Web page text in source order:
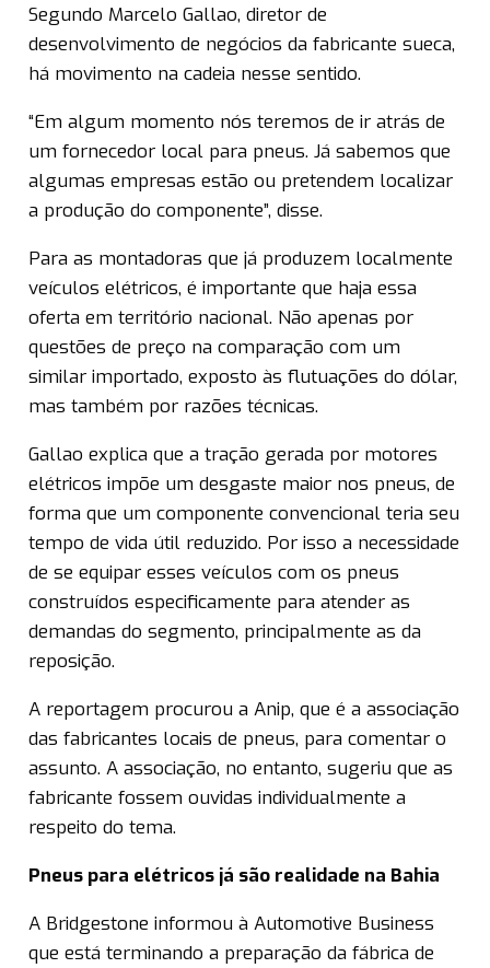
Segundo Marcelo Gallao, diretor de
desenvolvimento de negócios da fabricante sueca,
há movimento na cadeia nesse sentido.
“Em algum momento nós teremos de ir atrás de
um fornecedor local para pneus. Já sabemos que
algumas empresas estão ou pretendem localizar
a produção do componente”, disse.
Para as montadoras que já produzem localmente
veículos elétricos, é importante que haja essa
oferta em território nacional. Não apenas por
questões de preço na comparação com um
similar importado, exposto às flutuações do dólar,
mas também por razões técnicas.
Gallao explica que a tração gerada por motores
elétricos impõe um desgaste maior nos pneus, de
forma que um componente convencional teria seu
tempo de vida útil reduzido. Por isso a necessidade
de se equipar esses veículos com os pneus
construídos especificamente para atender as
demandas do segmento, principalmente as da
reposição.
A reportagem procurou a Anip, que é a associação
das fabricantes locais de pneus, para comentar o
assunto. A associação, no entanto, sugeriu que as
fabricante fossem ouvidas individualmente a
respeito do tema.
Pneus para elétricos já são realidade na Bahia
A Bridgestone informou à Automotive Business
que está terminando a preparação da fábrica de